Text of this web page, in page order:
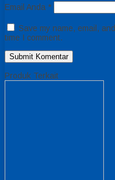
Email Anda *
Save my name, email,
time I comment.
Produk Terkait